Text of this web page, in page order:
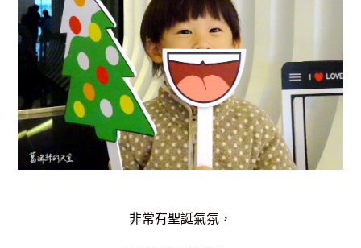
非常有聖誕氣氛，